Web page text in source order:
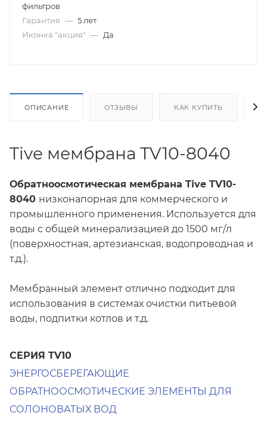
фильтров
Гарантия — 5 лет
Иконка "акция" — Да
ОПИСАНИЕ ОТЗЫВЫ КАК КУПИТЬ
Tive мембрана TV10-8040
Обратноосмотическая мембрана Tive TV10-
8040 низконапорная для коммерческого и
промышленного применения. Используется для
воды с общей минерализацией до 1500 мг/л
(поверхностная, артезианская, водопроводная и
т.д.).
Мембранный элемент отлично подходит для
использования в системах очистки питьевой
воды, подпитки котлов и т.д.
СЕРИЯ TV10
ЭНЕРГОСБЕРЕГАЮЩИЕ
ОБРАТНООСМОТИЧЕСКИЕ ЭЛЕМЕНТЫ ДЛЯ
СОЛОНОВАТЫХ ВОД